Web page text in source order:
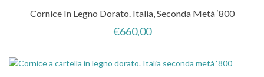
Cornice In Legno Dorato. Italia, Seconda Metà ‘800
€660,00